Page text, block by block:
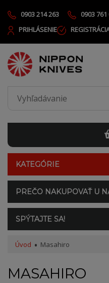
0903 214 263 0903 761
PRIHLÁSENIE
KATEGÓRIE
PREČO NAKUPOVAŤ U
SPÝTAJTE SA!
Úvod Masahiro
MASAHIRO